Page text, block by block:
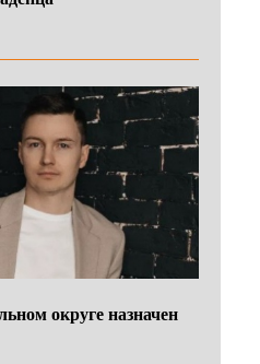
округе назначен